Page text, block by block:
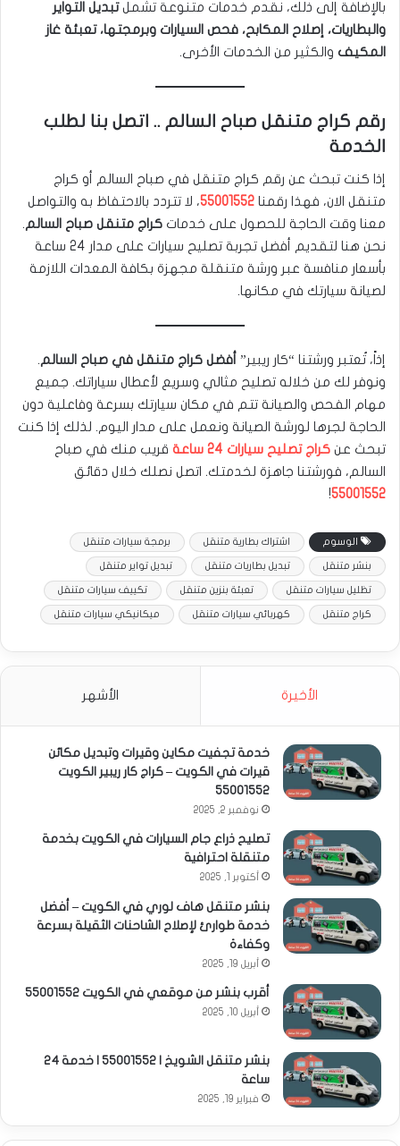
بالإضافة إلى ذلك، نقدم خدمات متنوعة تشملتبديل التواير
والبطاريات، إصلاح المكابح، فحص السيارات وبرمجتها، تعبئة غاز
المكيف والكثير من الخدمات الأخرى.
رقم كراج متنقل صباح السالم .. اتصل بنا لطلب
الخدمة
إذا كنت تبحث عن رقم كراج متنقل في صباح السالم أو كراج
متنقل الان، فهذا رقمنا 55001552، لا تتردد بالاحتفاظ به والتواصل
معنا وقت الحاجة للحصول على خدمات كراج متنقل صباح السالم.
نحن هنا لتقديم أفضل تجربة تصليح سيارات على مدار 24 ساعة
بأسعار منافسة عبر ورشة متنقلة مجهزة بكافة المعدات اللازمة
لصيانة سيارتك في مكانها.
إذاً، تُعتبر ورشتنا “كار ريبير” أفضل كراج متنقل في صباح السالم.
ونوفر لك من خلاله تصليح مثالي وسريع لأعطال سياراتك. جميع
مهام الفحص والصيانة تتم في مكان سيارتك بسرعة وفاعلية دون
الحاجة لجرها لورشة الصيانة ونعمل على مدار اليوم. لذلك إذا كنت
تبحث عن كراج تصليح سيارات 24 ساعة
قريب منك في صباح
السالم، فورشتنا جاهزة لخدمتك. اتصل نصلك خلال دقائق
55001552
!
الوسوم اشتراك بطارية متنقل برمجة سيارات متنقل
بنشر متنقل تبديل بطاريات متنقل تبديل تواير متنقل
تظليل سيارات متنقل تعبئة بنزين متنقل تكييف سيارات متنقل
كراج متنقل كهربائي سيارات متنقل ميكانيكي سيارات متنقل
الأخيرة الأشهر
خدمة تجفيت مكاين وقيرات وتبديل مكائن
قيرات في الكويت – كراج كار ريبير الكويت
55001552
نوفمبر 2, 2025
تصليح ذراع جام السيارات في الكويت بخدمة
متنقلة احترافية
أكتوبر 1, 2025
بنشر متنقل هاف لوري في الكويت – أفضل
خدمة طوارئ لإصلاح الشاحنات الثقيلة بسرعة
وكفاءة
أبريل 19, 2025
أقرب بنشر من موقعي في الكويت 55001552
أبريل 10, 2025
بنشر متنقل الشويخ | 55001552 | خدمة 24
ساعة
فبراير 19, 2025